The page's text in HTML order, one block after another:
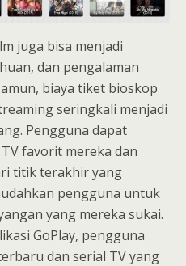
juga bisa menjadi
dan pengalaman
biaya tiket bioskop
seringkali menjadi
Pengguna dapat
favorit mereka dan
titik terakhir yang
pengguna untuk
yang mereka sukai.
GoPlay, pengguna
dan serial TV yang